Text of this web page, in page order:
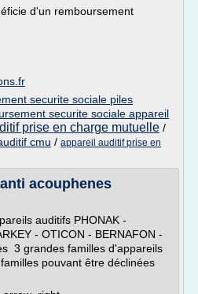
d'un remboursement
securite sociale piles
securite sociale appareil
prise en charge mutuelle /
cmu / appareil auditif prise en
acouphenes
auditifs PHONAK -
- OTICON - BERNAFON -
3 grandes familles d'appareils
pouvant être déclinées